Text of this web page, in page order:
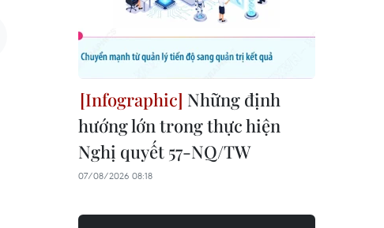
Những định
hướng lớn trong thực hiện
Nghị quyết 57-NQ/TW
07/08/2026 08:18